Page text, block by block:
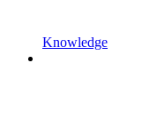
Knowledge